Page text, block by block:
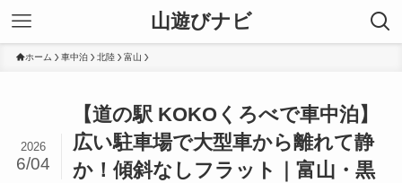
山遊びナビ
ホーム 車中泊 北陸 富山
【道の駅 KOKOくろべで車中泊】
広い駐車場で大型車から離れて静
か！傾斜なしフラット｜富山・黒
2026
6/04